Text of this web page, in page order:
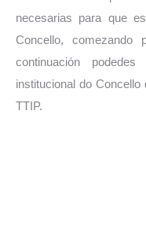
necesarias para que
Concello,
continuación
institucional do
TTIP.